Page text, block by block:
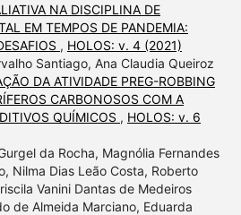
NA DISCIPLINA DE
EM TEMPOS DE PANDEMIA:
, HOLOS: v. 4 (2021)
Santiago, Ana Claudia Queiroz
DA ATIVIDADE PREG-ROBBING
CARBONOSOS COM A
QUÍMICOS , HOLOS: v. 6
da Rocha, Magnólia Fernandes
Nilma Dias Leão Costa, Roberto
Vanini Dantas de Medeiros
de Almeida Marciano, Eduarda